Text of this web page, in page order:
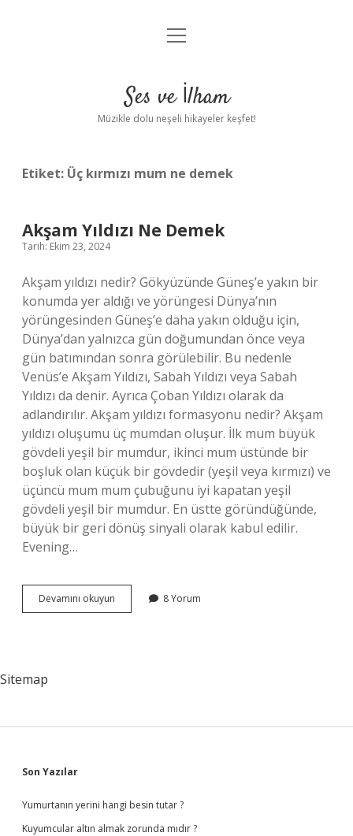
Anasayfa
Yasal Uyarı
menüyü
Ses ve İlham
Müzikle dolu neşeli hikayeler keşfet!
Etiket: Üç kırmızı mum ne demek
Akşam Yıldızı Ne Demek
Tarih: Ekim 23, 2024
Akşam yıldızı nedir? Gökyüzünde Güneş’e yakın bir
konumda yer aldığı ve yörüngesi Dünya’nın
yörüngesinden Güneş’e daha yakın olduğu için,
Dünya’dan yalnızca gün doğumundan önce veya
gün batımından sonra görülebilir. Bu nedenle
Venüs’e Akşam Yıldızı, Sabah Yıldızı veya Sabah
Yıldızı da denir. Ayrıca Çoban Yıldızı olarak da
adlandırılır. Akşam yıldızı formasyonu nedir? Akşam
yıldızı oluşumu üç mumdan oluşur. İlk mum büyük
gövdeli yeşil bir mumdur, ikinci mum üstünde bir
boşluk olan küçük bir gövdedir (yeşil veya kırmızı) ve
üçüncü mum mum çubuğunu iyi kapatan yeşil
gövdeli yeşil bir mumdur. En üstte göründüğünde,
büyük bir geri dönüş sinyali olarak kabul edilir.
Evening…
Devamını okuyun
Yıldızı
8 Yorum
Sitemap
Sidebar
Son Yazılar
Yumurtanın yerini hangi besin tutar ?
Kuyumcular altın almak zorunda mıdır ?